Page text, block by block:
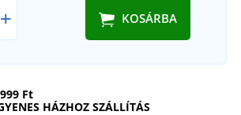
+ KOSÁRBA
Ft
HÁZHOZ SZÁLLÍTÁS